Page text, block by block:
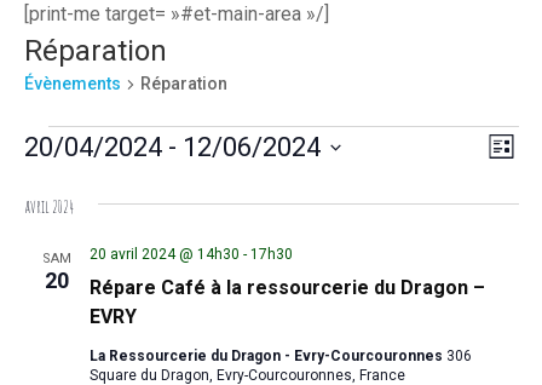
[print-me target= »#et-main-area »/]
Réparation
Évènements Réparation
Évènements
vues
Liste
20/04/2024 - 12/06/2024
une
date.
avril 2024
SAM
20
Répare Café à la ressourcerie du Dragon –
EVRY
20 avril 2024 @ 14h30 - 17h30
La Ressourcerie du Dragon - Evry-Courcouronnes 306
Square du Dragon, Evry-Courcouronnes, France